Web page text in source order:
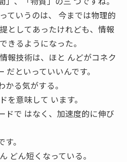
ていうのは、 今までは物理的
としてあったけれども、情報
きるようになった。
報技術は、ほと んどがコネク
だといっていいんです。
る気がする。
を意味して います。
ドで はなく、加速度的に伸び
。
どん短くなっている。